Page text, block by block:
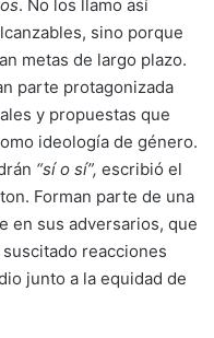
. No los llamo así
sino porque
metas de largo plazo.
parte protagonizada
y propuestas que
ideología de género.
“sí o sí”, escribió el
Forman parte de una
en sus adversarios, que
reacciones
junto a la equidad de